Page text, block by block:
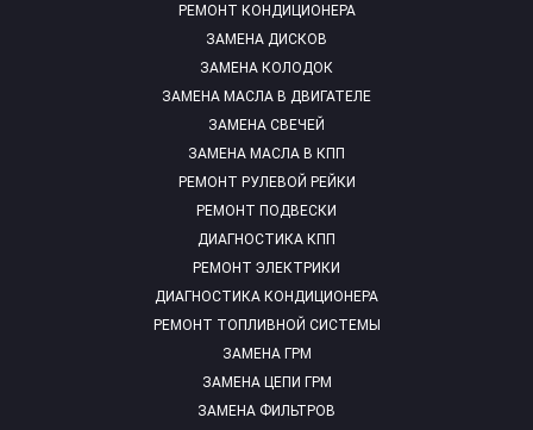
РЕМОНТ КОНДИЦИОНЕРА
ЗАМЕНА ДИСКОВ
ЗАМЕНА КОЛОДОК
ЗАМЕНА МАСЛА В ДВИГАТЕЛЕ
ЗАМЕНА СВЕЧЕЙ
ЗАМЕНА МАСЛА В КПП
РЕМОНТ РУЛЕВОЙ РЕЙКИ
РЕМОНТ ПОДВЕСКИ
ДИАГНОСТИКА КПП
РЕМОНТ ЭЛЕКТРИКИ
ДИАГНОСТИКА КОНДИЦИОНЕРА
РЕМОНТ ТОПЛИВНОЙ СИСТЕМЫ
ЗАМЕНА ГРМ
ЗАМЕНА ЦЕПИ ГРМ
ЗАМЕНА ФИЛЬТРОВ